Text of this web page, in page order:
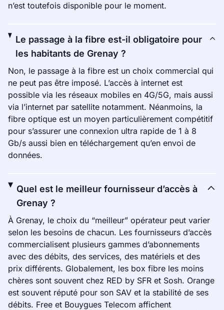
n’est toutefois disponible pour le moment.
Le passage à la fibre est-il obligatoire pour
les habitants de Grenay ?
Non, le passage à la fibre est un choix commercial qui
ne peut pas être imposé. L’accès à internet est
possible via les réseaux mobiles en 4G/5G, mais aussi
via l’internet par satellite notamment. Néanmoins, la
fibre optique est un moyen particulièrement compétitif
pour s’assurer une connexion ultra rapide de 1 à 8
Gb/s aussi bien en téléchargement qu’en envoi de
données.
Quel est le meilleur fournisseur d’accès à
Grenay ?
À Grenay, le choix du “meilleur” opérateur peut varier
selon les besoins de chacun. Les fournisseurs d’accès
commercialisent plusieurs gammes d’abonnements
avec des débits, des services, des matériels et des
prix différents. Globalement, les box fibre les moins
chères sont souvent chez RED by SFR et Sosh. Orange
est souvent réputé pour son SAV et la stabilité de ses
débits. Free et Bouygues Telecom affichent